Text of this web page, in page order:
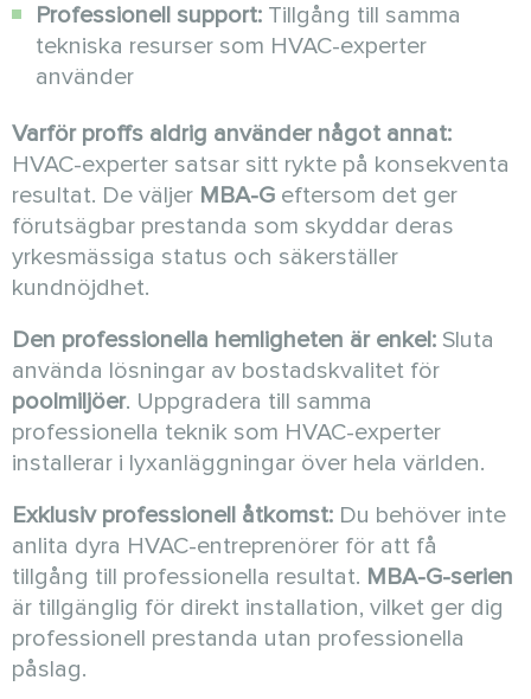
Professionell support: Tillgång till samma
tekniska resurser som HVAC-experter
använder
Varför proffs aldrig använder något annat:
HVAC-experter satsar sitt rykte på konsekventa
resultat. De väljer MBA-G eftersom det ger
förutsägbar prestanda som skyddar deras
yrkesmässiga status och säkerställer
kundnöjdhet.
Den professionella hemligheten är enkel: Sluta
använda lösningar av bostadskvalitet för
poolmiljöer. Uppgradera till samma
professionella teknik som HVAC-experter
installerar i lyxanläggningar över hela världen.
Exklusiv professionell åtkomst: Du behöver inte
anlita dyra HVAC-entreprenörer för att få
tillgång till professionella resultat. MBA-G-serien
är tillgänglig för direkt installation, vilket ger dig
professionell prestanda utan professionella
påslag.